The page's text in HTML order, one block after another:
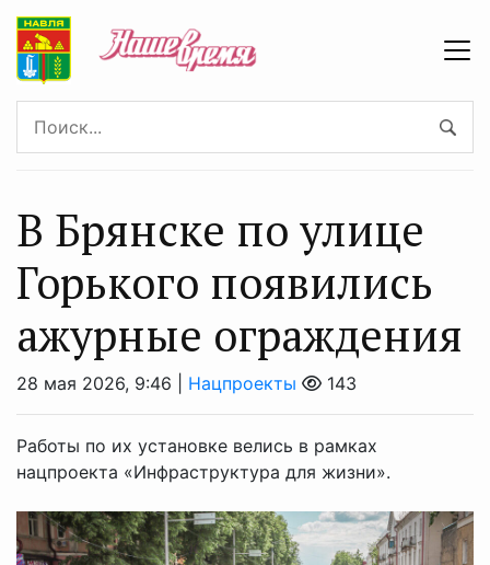
В Брянске по улице
Горького появились
ажурные ограждения
28 мая 2026, 9:46 | Нацпроекты 143
Работы по их установке велись в рамках
нацпроекта «Инфраструктура для жизни».